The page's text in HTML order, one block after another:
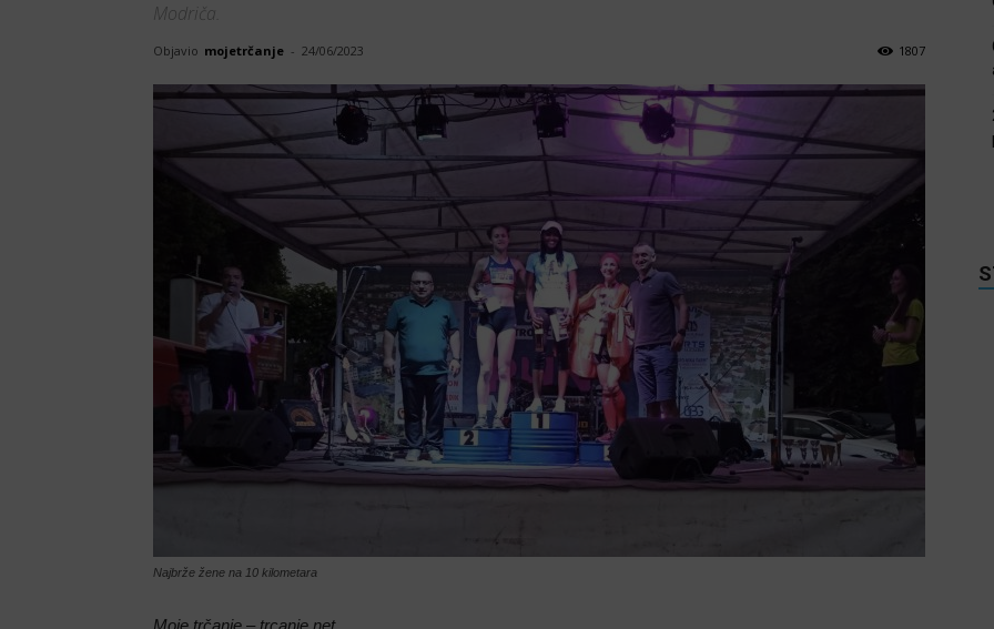
Modriča.
Objavio mojetrčanje - 24/06/2023 1807
Najbrže žene na 10 kilometara
Moje trčanje – trcanje.net